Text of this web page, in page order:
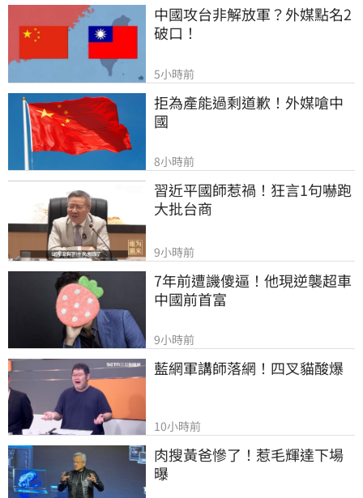
中國攻台非解放軍？外媒點名2
破口！
5小時前
拒為產能過剩道歉！外媒嗆中
國
8小時前
習近平國師惹禍！狂言1句嚇跑
大批台商
9小時前
7年前遭譏傻逼！他現逆襲超車
中國前首富
9小時前
藍網軍講師落網！四叉貓酸爆
10小時前
肉搜黃爸慘了！惹毛輝達下場
曝